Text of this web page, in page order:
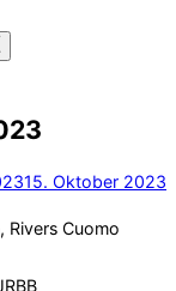
15. Oktober 2023
Rivers Cuomo